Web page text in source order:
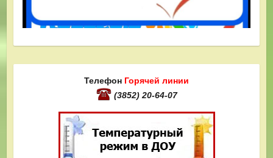
Телефон Горячей линии
(3852) 20-64-07